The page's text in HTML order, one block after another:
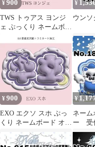
¥900
TWS トゥアス ヨンジ
ェ ぷっくり ネームボー
ド オーダー 韓国 文字
パネル
¥
ウンソ
¥900
EXO エクソ スホ ぷっ
くり ネームボード オー
ダー 韓国 文字パネル
¥
ネー
ー 受
ジン
り ミ